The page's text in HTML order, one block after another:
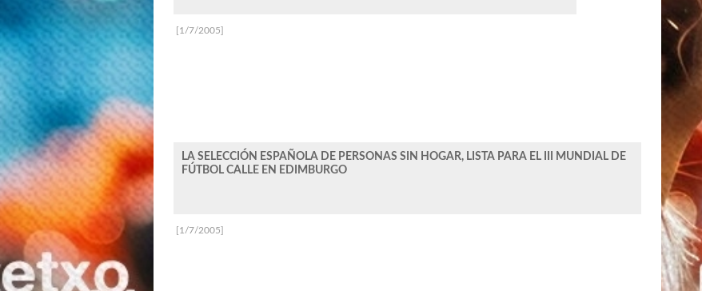
LA SELECCIÓN ESPAÑOLA DE PERSONAS SIN HOGAR, LISTA PARA EL III MUNDIAL DE
FÚTBOL CALLE EN EDIMBURGO
[1/7/2005]
[1/7/2005]